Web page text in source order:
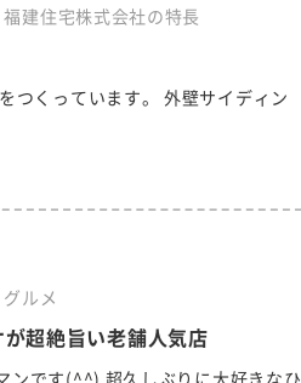
建住宅株式会社の特長
つくっています。 外壁サイディン
ルメ
超絶旨い老舗人気店
ンです(^^) 超久しぶりに大好きなひ